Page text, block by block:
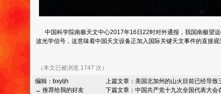
中国科学院南极天文中心2017年16日22时对外通报，我国南极望
波光学信号，这意味着中国天文设备正加入国际关键天文事件的直接观
（本文已被浏览 1747 次）
编辑： bxyljh
→ 推荐给我的好友
上篇文章： 美国北加州的山火目前已经导致
下篇文章： 中国共产党十九次全国代表大会